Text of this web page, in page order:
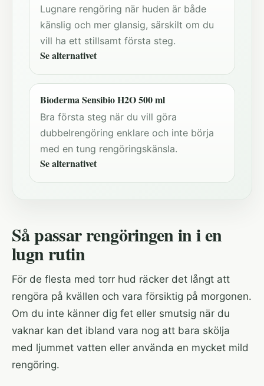
Lugnare rengöring när huden är både
känslig och mer glansig, särskilt om du
vill ha ett stillsamt första steg.
Se alternativet
Bioderma Sensibio H2O 500 ml
Bra första steg när du vill göra
dubbelrengöring enklare och inte börja
med en tung rengöringskänsla.
Se alternativet
Så passar rengöringen in i en
lugn rutin
För de flesta med torr hud räcker det långt att
rengöra på kvällen och vara försiktig på morgonen.
Om du inte känner dig fet eller smutsig när du
vaknar kan det ibland vara nog att bara skölja
med ljummet vatten eller använda en mycket mild
rengöring.